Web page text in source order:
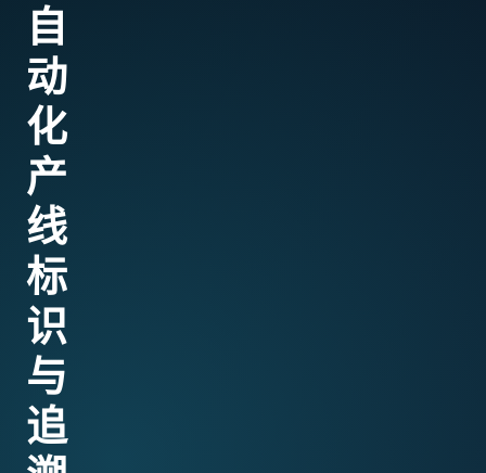
自
动
化
产
线
标
识
与
追